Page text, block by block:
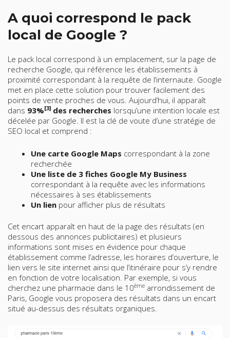
A quoi correspond le pack
local de Google ?
Le pack local correspond à un emplacement, sur la page de
recherche Google, qui référence les établissements à
proximité correspondant à la requête de l’internaute. Google
met en place cette solution pour trouver facilement des
points de vente proches de vous. Aujourd’hui, il apparaît
dans 93%[3] des recherches lorsqu’une intention locale est
décelée par Google. Il est la clé de voute d’une stratégie de
SEO local et comprend :
Une carte Google Maps correspondant à la zone
recherchée
Une liste de 3 fiches Google My Business
correspondant à la requête avec les informations
nécessaires à ses établissements
Un lien pour afficher plus de résultats
Cet encart apparaît en haut de la page des résultats (en
dessous des annonces publicitaires) et plusieurs
informations sont mises en évidence pour chaque
établissement comme l’adresse, les horaires d’ouverture, le
lien vers le site internet ainsi que l’itinéraire pour s’y rendre
en fonction de votre localisation. Par exemple, si vous
cherchez une pharmacie dans le 10ème arrondissement de
Paris, Google vous proposera des résultats dans un encart
situé au-dessus des résultats organiques.